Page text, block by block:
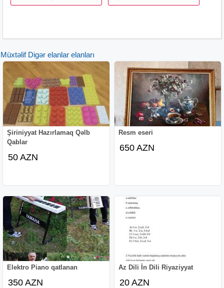
Müxtəlif Digər elanlar elanları
Şiriniyyat Hazırlamaq Qəlb
Qablar
50 AZN
Resm eseri
650 AZN
Elektro Piano qatlanan
350 AZN
Az Dili İn Dili Riyaziyyat
20 AZN